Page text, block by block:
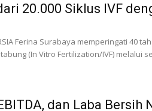
20.000 Siklus IVF
Ferina Surabaya memperingati 40
(In Vitro Fertilization/IVF) melalui
dan Laba Bersih